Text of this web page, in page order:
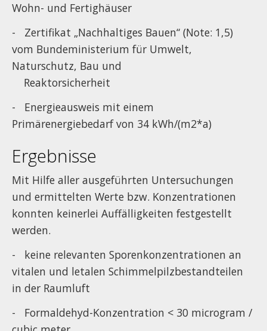
Wohn- und Fertighäuser
- Zertifikat „Nachhaltiges Bauen“ (Note: 1,5)
vom Bundeministerium für Umwelt,
Naturschutz, Bau und
Reaktorsicherheit
- Energieausweis mit einem
Primärenergiebedarf von 34 kWh/(m2*a)
Ergebnisse
Mit Hilfe aller ausgeführten Untersuchungen
und ermittelten Werte bzw. Konzentrationen
konnten keinerlei Auffälligkeiten festgestellt
werden.
- keine relevanten Sporenkonzentrationen an
vitalen und letalen Schimmelpilzbestandteilen
in der Raumluft
- Formaldehyd-Konzentration < 30 microgram /